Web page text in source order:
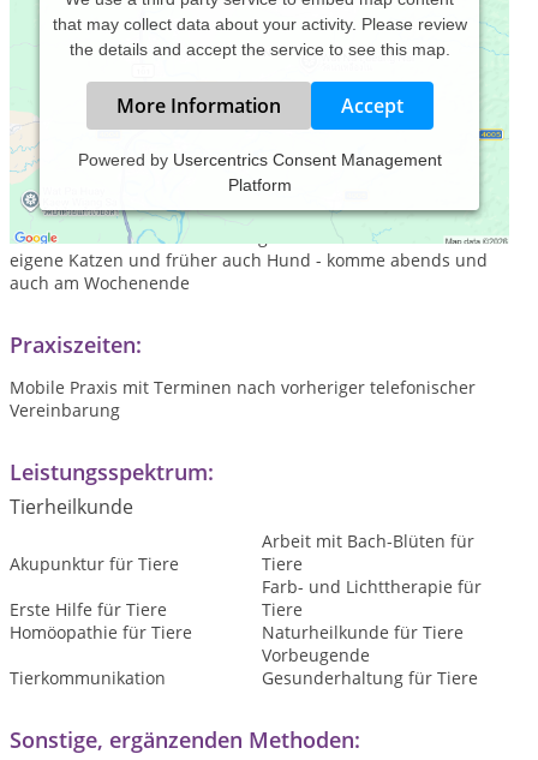
that may collect data about your activity. Please review
the details and accept the service to see this map.
More Information Accept
Powered by Usercentrics Consent Management
Platform
Frau Sylvia Winter - mobile Tierheilpraxis - komme ins Haus
auf Anfrage - speziell Katzen und Hunde aber auch andere
Kleintiere - habe aus Vorberuf guten Kontakt zu Kindern - 6
eigene Katzen und früher auch Hund - komme abends und
auch am Wochenende
Praxiszeiten:
Mobile Praxis mit Terminen nach vorheriger telefonischer
Vereinbarung
Leistungsspektrum:
Tierheilkunde
Akupunktur für Tiere
Arbeit mit Bach-Blüten für
Tiere
Erste Hilfe für Tiere
Farb- und Lichttherapie für
Tiere
Homöopathie für Tiere
Naturheilkunde für Tiere
Tierkommunikation
Vorbeugende
Gesunderhaltung für Tiere
Sonstige, ergänzenden Methoden: